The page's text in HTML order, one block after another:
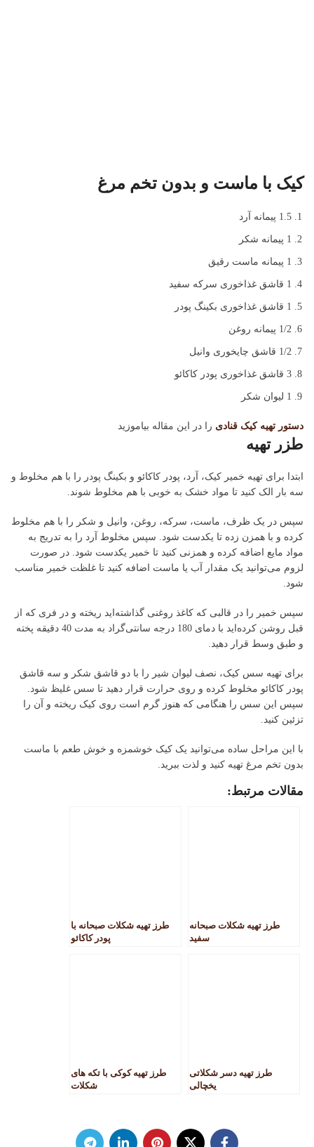
کیک با ماست و بدون تخم مرغ
1.5 پیمانه آرد
1 پیمانه شکر
1 پیمانه ماست رقیق
1 قاشق غذاخوری سرکه سفید
1 قاشق غذاخوری بکینگ پودر
1/2 پیمانه روغن
1/2 قاشق چایخوری وانیل
3 قاشق غذاخوری پودر کاکائو
1 لیوان شکر
دستور تهیه کیک قنادی را در این مقاله بیاموزید
طزر تهیه
ابتدا برای تهیه خمیر کیک، آرد، پودر کاکائو و بکینگ پودر را با هم مخلوط و
سه بار الک کنید تا مواد خشک به خوبی با هم مخلوط شوند.
سپس در یک ظرف، ماست، سرکه، روغن، وانیل و شکر را با هم مخلوط
کرده و با همزن زده تا یکدست شود. سپس مخلوط آرد را به تدریج به
مواد مایع اضافه کرده و همزنی کنید تا خمیر یکدست شود. در صورت
لزوم می‌توانید یک مقدار آب یا ماست اضافه کنید تا غلظت خمیر مناسب
شود.
سپس خمیر را در قالبی که کاغذ روغنی گذاشته‌اید ریخته و در فری که از
قبل روشن کرده‌اید با دمای 180 درجه سانتی‌گراد به مدت 40 دقیقه پخته
و طبق وسط قرار دهید.
برای تهیه سس کیک، نصف لیوان شیر را با دو قاشق شکر و سه قاشق
پودر کاکائو مخلوط کرده و روی حرارت قرار دهید تا سس غلیظ شود.
سپس این سس را هنگامی که هنوز گرم است روی کیک ریخته و آن را
تزئین کنید.
با این مراحل ساده می‌توانید یک کیک خوشمزه و خوش طعم با ماست
بدون تخم مرغ تهیه کنید و لذت ببرید.
مقالات مرتبط:
طرز تهیه شکلات صبحانه
سفید
طرز تهیه شکلات صبحانه با
پودر کاکائو
طرز تهیه دسر شکلاتی
یخچالی
طرز تهیه کوکی با تکه های
شکلات